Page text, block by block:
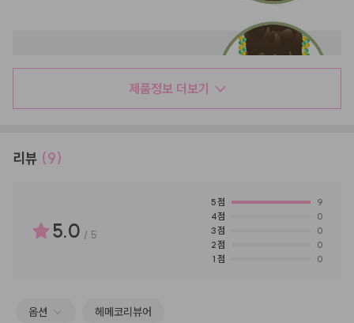
제품정보 더보기
리뷰 (9)
5.0 / 5
5점
9
4점
0
3점
0
2점
0
1 점 0
옵션 헤메코리뷰어